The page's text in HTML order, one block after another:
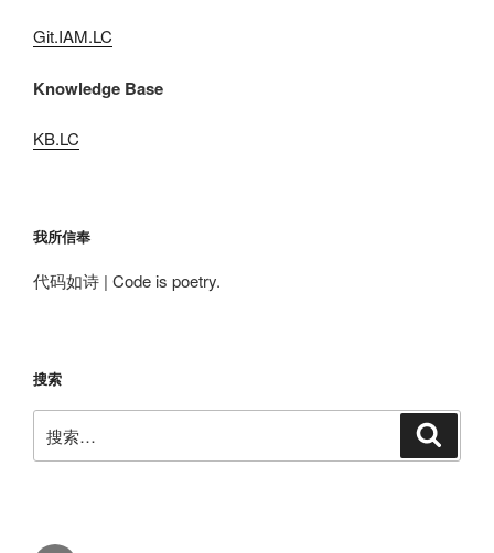
Git.IAM.LC
Knowledge Base
KB.LC
我所信奉
代码如诗 | Code is poetry.
搜索
索：